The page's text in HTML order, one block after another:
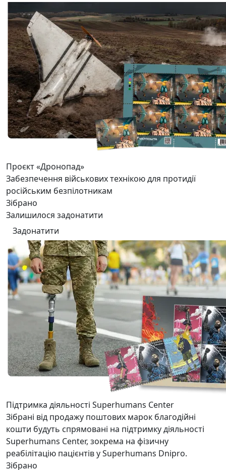
Проєкт «Дронопад»
Забезпечення військових технікою для протидії
російським безпілотникам
Зібрано
Залишилося задонатити
Задонатити
Підтримка діяльності Superhumans Center
Зібрані від продажу поштових марок благодійні
кошти будуть спрямовані на підтримку діяльності
Superhumans Center, зокрема на фізичну
реабілітацію пацієнтів у Superhumans Dnipro.
Зібрано